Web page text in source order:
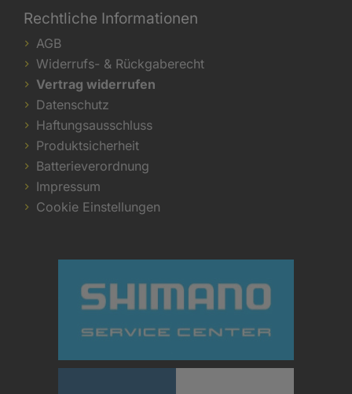
Rechtliche Informationen
AGB
Widerrufs- & Rückgaberecht
Vertrag widerrufen
Datenschutz
Haftungsausschluss
Produktsicherheit
Batterieverordnung
Impressum
Cookie Einstellungen